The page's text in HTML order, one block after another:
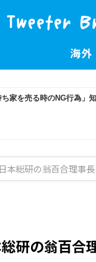
海外
本総研の翁百合理事
研の翁百